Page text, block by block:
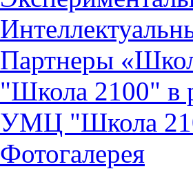
Партнеры
"Школа 2100" в
УМЦ "Школа
Фотогалерея